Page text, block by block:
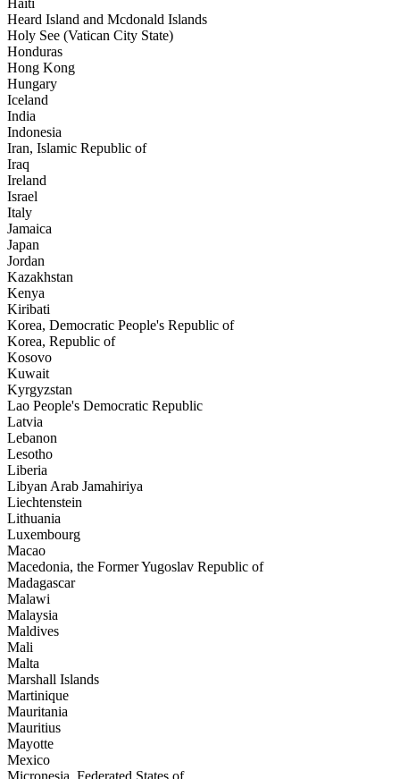
Heard Island and Mcdonald Islands
Holy See (Vatican City State)
Honduras
Hong Kong
Hungary
Iceland
India
Indonesia
Iran, Islamic Republic of
Iraq
Ireland
Israel
Italy
Jamaica
Japan
Jordan
Kazakhstan
Kenya
Kiribati
Korea, Democratic People's Republic of
Korea, Republic of
Kosovo
Kuwait
Kyrgyzstan
Lao People's Democratic Republic
Latvia
Lebanon
Lesotho
Liberia
Libyan Arab Jamahiriya
Liechtenstein
Lithuania
Luxembourg
Macao
Macedonia, the Former Yugoslav Republic of
Madagascar
Malawi
Malaysia
Maldives
Mali
Malta
Marshall Islands
Martinique
Mauritania
Mauritius
Mayotte
Mexico
Micronesia, Federated States of